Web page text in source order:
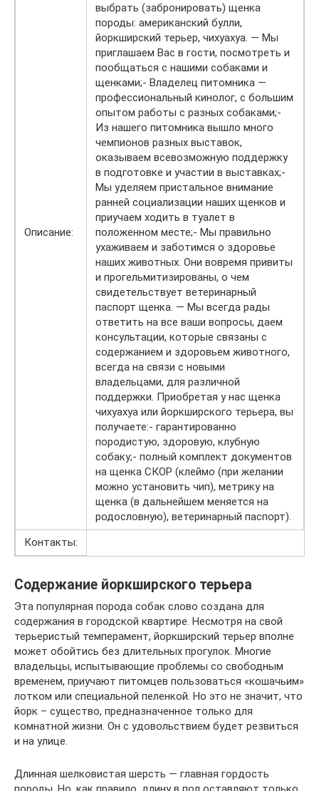
Описание:
выбрать (забронировать) щенка
породы: американский булли,
йоркширский терьер, чихуахуа. — Мы
приглашаем Вас в гости, посмотреть и
пообщаться с нашими собаками и
щенками;- Владелец питомника —
профессиональный кинолог, с большим
опытом работы с разных собаками;-
Из нашего питомника вышло много
чемпионов разных выставок,
оказываем всевозможную поддержку
в подготовке и участии в выставках;-
Мы уделяем пристальное внимание
ранней социализации наших щенков и
приучаем ходить в туалет в
положенном месте;- Мы правильно
ухаживаем и заботимся о здоровье
наших животных. Они вовремя привиты
и прогельмитизированы, о чем
свидетельствует ветеринарный
паспорт щенка. — Мы всегда рады
ответить на все ваши вопросы, даем
консультации, которые связаны с
содержанием и здоровьем животного,
всегда на связи с новыми
владельцами, для различной
поддержки. Приобретая у нас щенка
чихуахуа или йоркширского терьера, вы
получаете:- гарантированно
породистую, здоровую, клубную
собаку;- полный комплект документов
на щенка СКОР (клеймо (при желании
можно установить чип), метрику на
щенка (в дальнейшем меняется на
родословную), ветеринарный паспорт).
Контакты:
Содержание йоркширского терьера
Эта популярная порода собак слово создана для
содержания в городской квартире. Несмотря на свой
терьеристый темперамент, йоркширский терьер вполне
может обойтись без длительных прогулок. Многие
владельцы, испытывающие проблемы со свободным
временем, приучают питомцев пользоваться «кошачьим»
лотком или специальной пеленкой. Но это не значит, что
йорк – существо, предназначенное только для
комнатной жизни. Он с удовольствием будет резвиться
и на улице.
Длинная шелковистая шерсть — главная гордость